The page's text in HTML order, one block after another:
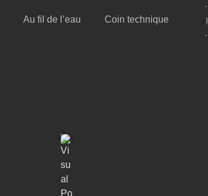
Au fil de l’eau Coin technique